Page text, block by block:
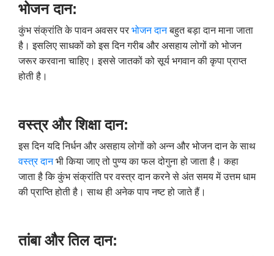
भोजन दान:
कुंभ संक्रांति के पावन अवसर पर भोजन दानबहुत बड़ा दान माना जाता
है। इसलिए साधकों को इस दिन गरीब और असहाय लोगों को भोजन
जरूर करवाना चाहिए। इससे जातकों को सूर्य भगवान की कृपा प्राप्त
होती है।
वस्त्र और शिक्षा दान:
इस दिन यदि निर्धन और असहाय लोगों को अन्न और भोजन दान के साथ
वस्त्र दानभी किया जाए तो पुण्य का फल दोगुना हो जाता है। कहा
जाता है कि कुंभ संक्रांति पर वस्त्र दान करने से अंत समय में उत्तम धाम
की प्राप्ति होती है। साथ ही अनेक पाप नष्ट हो जाते हैं।
तांबा और तिल दान: